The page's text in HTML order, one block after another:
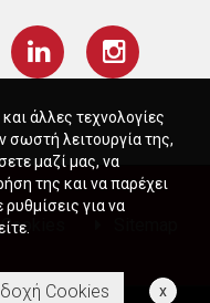
άλλες τεχνολογίες
σωστή λειτουργία της,
μαζί μας, να
της και να παρέχει
για να
Cookies x